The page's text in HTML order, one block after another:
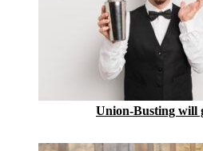
Union-Busting will